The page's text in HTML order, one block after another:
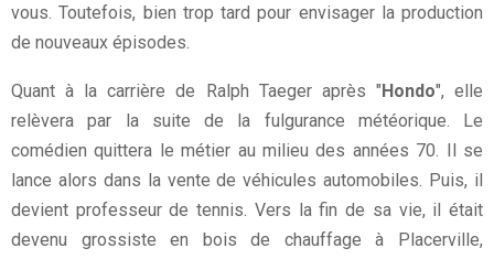
vous. Toutefois, bien trop tard pour envisager la production
de nouveaux épisodes.
Quant à la carrière de Ralph Taeger après "Hondo", elle
relèvera par la suite de la fulgurance météorique. Le
comédien quittera le métier au milieu des années 70. Il se
lance alors dans la vente de véhicules automobiles. Puis, il
devient professeur de tennis. Vers la fin de sa vie, il était
devenu grossiste en bois de chauffage à Placerville,